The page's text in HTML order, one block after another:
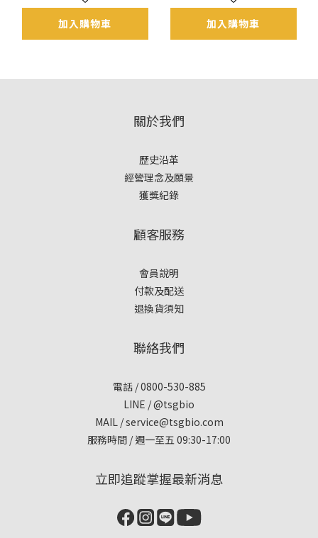
加入購物車 加入購物車
關於我們
歷史沿革
經營理念及願景
獲獎紀錄
顧客服務
會員說明
付款及配送
退換貨須知
聯絡我們
電話 / 0800-530-885
LINE / @tsgbio
MAIL /service@tsgbio.com
服務時間 / 週一至五 09:30-17:00
立即追蹤掌握最新消息